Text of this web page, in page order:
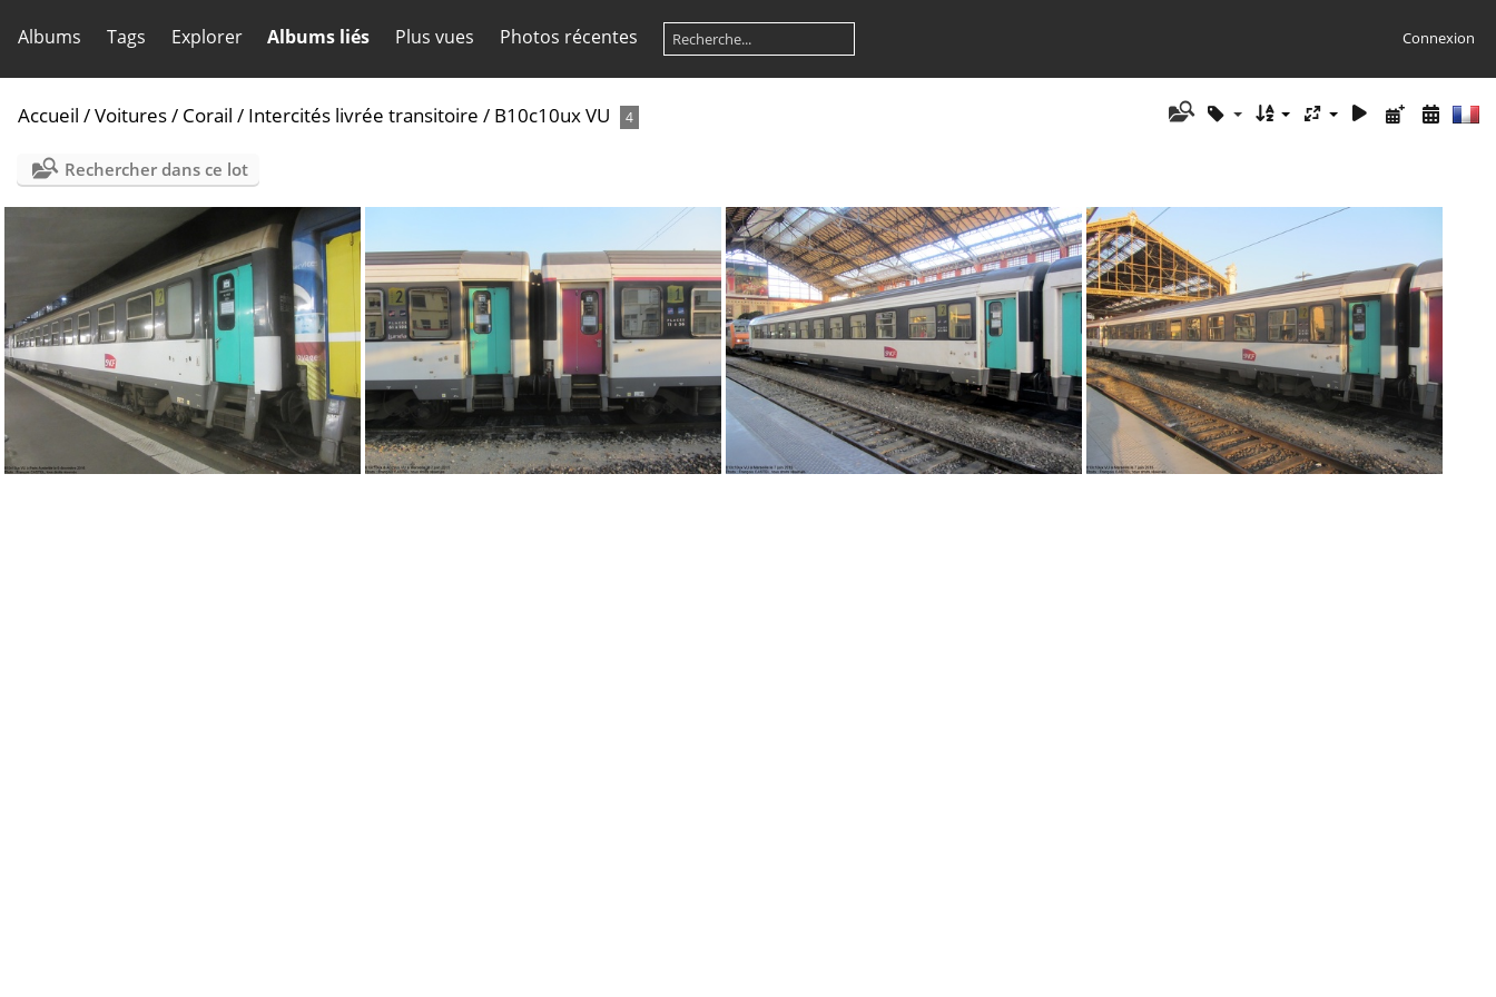
Albums Tags Explorer Albums liés Plus vues Photos récentes Connexion
Accueil /Voitures/ Corail / Intercités livrée transitoire / B10c10ux VU 4
Rechercher dans ce lot